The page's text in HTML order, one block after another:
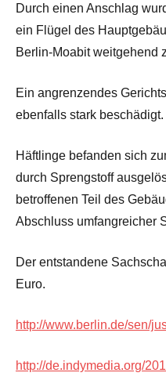
Durch einen Anschlag
ein Flügel des
Berlin-Moabit weitgehend
Ein angrenzendes
ebenfalls stark beschädigt.
Häftlinge befanden sich
durch Sprengstoff
betroffenen Teil des
Abschluss umfangreicher
Der entstandene
Euro.
http://www.berlin.de/sen/
http://de.indymedia.org/